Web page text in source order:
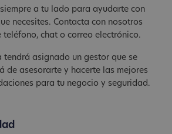
a tu lado para ayudarte con
necesites. Contacta con nosotros
teléfono, chat o correo electrónico.
tendrá asignado un gestor que se
de asesorarte y hacerte las mejores
para tu negocio y seguridad.